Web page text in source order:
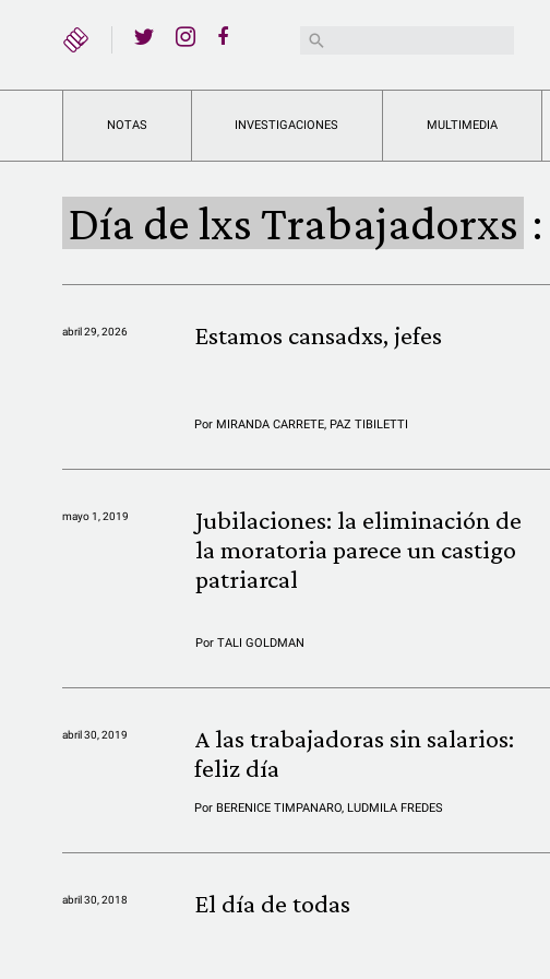
YouTubeBuscar:
NOTAS INVESTIGACIONES MULTIMEDIA
Día de lxs Trabajadorxs :
abril 29, 2026 Estamos cansadxs, jefes
Por MIRANDA CARRETE, PAZ TIBILETTI
mayo 1, 2019
Jubilaciones: la eliminación de
la moratoria parece un castigo
patriarcal
PorTALI GOLDMAN
abril 30, 2019
A las trabajadoras sin salarios:
feliz día
Por BERENICE TIMPANARO, LUDMILA FREDES
abril 30, 2018 El día de todas